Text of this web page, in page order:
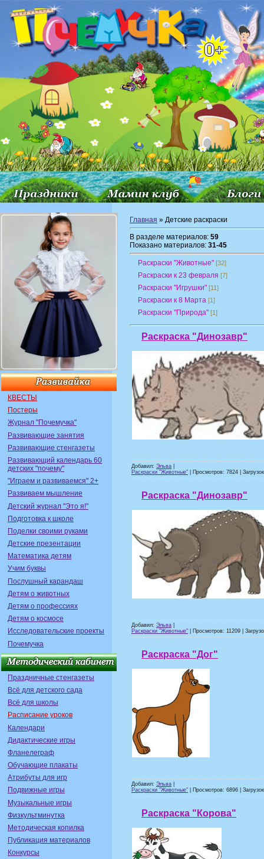
КВЕСТЫ
Постеры
Журнал "Почемучка"
Развивающие занятия
Развивающие стенгазеты
Развивающий календарь 60
детских "почему"
"Играем и развиваемся" 2+
Развиваем мышление
Детский журнал "Это я!"
Подготовка к школе
Поделки своими руками
Детские презентации
Математика детям
Учим буквы
Послушный карандаш
Детям о животных
Детям о профессиях
Детям о космосе
Исследовательские проекты
Почемучка
Праздничные стенгазеты
Всё для детского сада
Всё для школы
Расписание уроков
Календари
Дидактические игры
Фланелеграф
Обучающие плакаты
Атрибуты для игр
Подвижные игры
Музыкальные игры
Физкультминутка
Методическая копилка
Публикация материалов
Конкурсы
Главная » Детские раскраски
В разделе материалов: 59
Показано материалов: 31-45
Раскраски "Животные" [32]
Раскраски к 23 февраля [7]
Раскраски "Игрушки" [11]
Раскраски к 8 Марта [1]
Раскраски "Природа" [1]
Раскраска "Динозавр"
Добавил: Эльва
Раскраски "Животные" | Просмотров: 7824 |
Раскраска "Динозавр"
Добавил: Эльва
Раскраски "Животные" | Просмотров: 11209 |
Раскраска "Дог"
Добавил: Эльва
Раскраски "Животные" | Просмотров: 6896 |
Раскраска "Корова"